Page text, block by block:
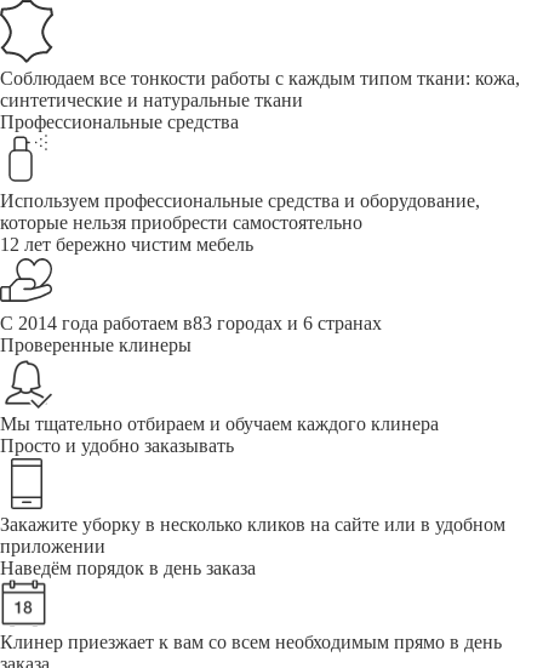
Соблюдаем все тонкости работы с каждым типом ткани: кожа,
синтетические и натуральные ткани
Профессиональные средства
Используем профессиональные средства и оборудование,
которые нельзя приобрести самостоятельно
12 лет бережно чистим мебель
С 2014 года работаем в83 городах и 6 странах
Проверенные клинеры
Мы тщательно отбираем и обучаем каждого клинера
Просто и удобно заказывать
Закажите уборку в несколько кликов на сайте или в удобном
приложении
Наведём порядок в день заказа
Клинер приезжает к вам со всем необходимым прямо в день
заказа